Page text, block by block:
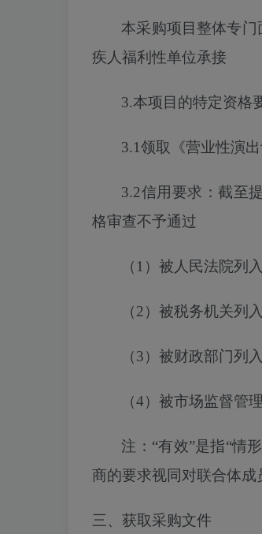
本采购项目 整体专门
疾人福利性单位承接
3.本项目的特定资格
3.1领取《营业性演出
3.2信用要求：截至
格审查不予通过
（ 1）被人民法院列
（2）被税务机关列
（3）被财政部门列
（4）被市场监督管
注： “有效”是指“情
商的要求视同对联合体成
三、获取采购文件